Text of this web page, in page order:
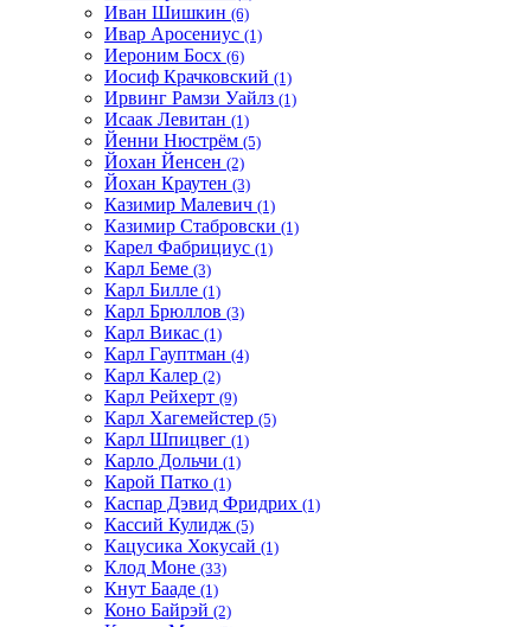
Иван Шишкин (6)
Ивар Аросениус (1)
Иероним Босх (6)
Иосиф Крачковский (1)
Ирвинг Рамзи Уайлз (1)
Исаак Левитан (1)
Йенни Нюстрём (5)
Йохан Йенсен (2)
Йохан Краутен (3)
Казимир Малевич (1)
Казимир Стабровски (1)
Карел Фабрициус (1)
Карл Беме (3)
Карл Билле (1)
Карл Брюллов (3)
Карл Викас (1)
Карл Гауптман (4)
Карл Калер (2)
Карл Рейхерт (9)
Карл Хагемейстер (5)
Карл Шпицвег (1)
Карло Дольчи (1)
Карой Патко (1)
Каспар Дэвид Фридрих (1)
Кассий Кулидж (5)
Кацусика Хокусай (1)
Клод Моне (33)
Кнут Бааде (1)
Коно Байрэй (2)